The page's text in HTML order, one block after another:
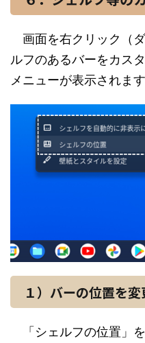
画面を右クリック（
ルフのあるバーをカス
メニューが表示されます
１）バーの位置を変
「シェルフの位置」を